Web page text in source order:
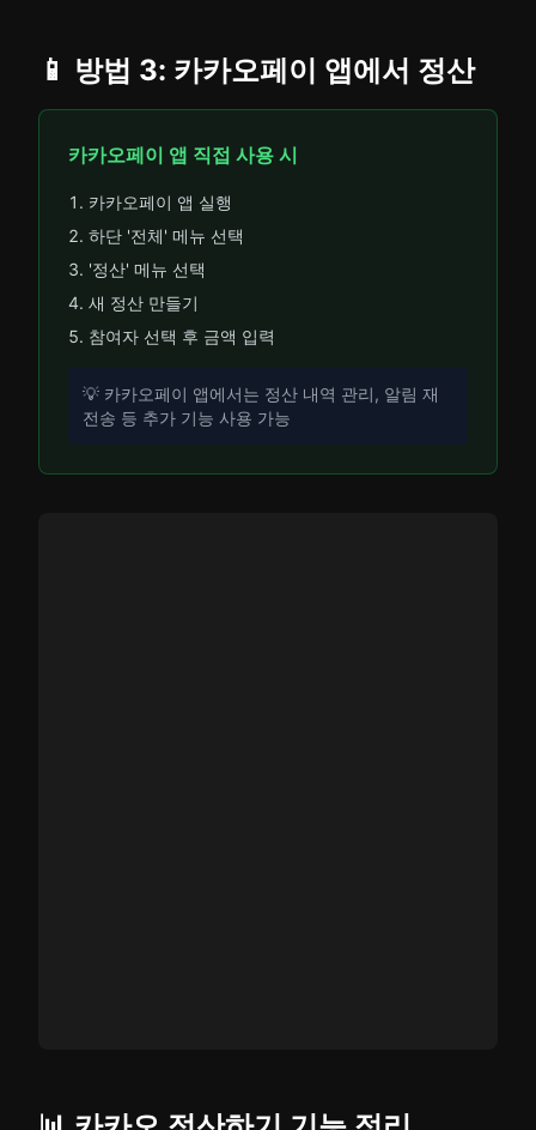
📱 방법 3: 카카오페이 앱에서 정산
카카오페이 앱 직접 사용 시
카카오페이 앱 실행
하단 '전체' 메뉴 선택
'정산' 메뉴 선택
새 정산 만들기
참여자 선택 후 금액 입력
💡 카카오페이 앱에서는 정산 내역 관리, 알림 재
전송 등 추가 기능 사용 가능